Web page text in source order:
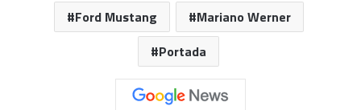
Ford Mustang
Mariano Werner
Portada